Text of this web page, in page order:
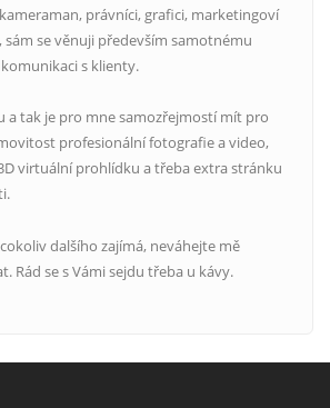
právníci, grafici, marketingoví
sám se věnuji především samotnému
s klienty.
a tak je pro mne samozřejmostí mít pro
profesionální fotografie a video,
virtuální prohlídku a třeba extra stránku
dalšího zajímá, neváhejte mě
Rád se s Vámi sejdu třeba u kávy.